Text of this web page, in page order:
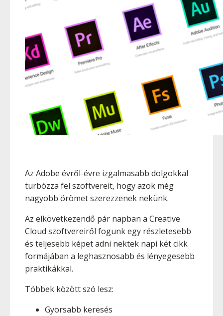
Az Adobe évről-évre izgalmasabb dolgokkal
turbózza fel szoftvereit, hogy azok még
nagyobb örömet szerezzenek nekünk.
Az elkövetkezendő pár napban a Creative
Cloud szoftvereiről fogunk egy részletesebb
és teljesebb képet adni nektek napi két cikk
formájában a leghasznosabb és lényegesebb
praktikákkal.
Többek között szó lesz:
Gyorsabb keresés